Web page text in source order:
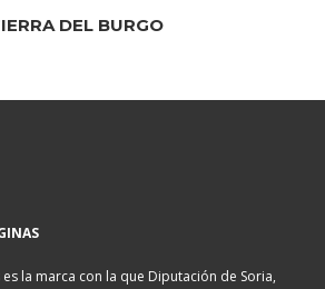
DEL BURGO
es la marca con la que Diputación de Soria,